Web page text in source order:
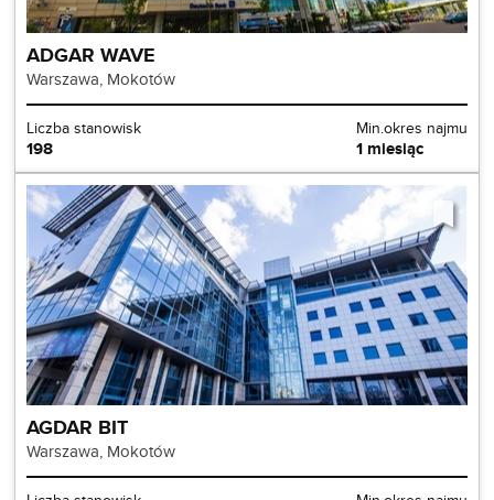
ADGAR WAVE
Warszawa, Mokotów
Liczba stanowisk
198
Min.okres najmu
1 miesiąc
AGDAR BIT
Warszawa, Mokotów